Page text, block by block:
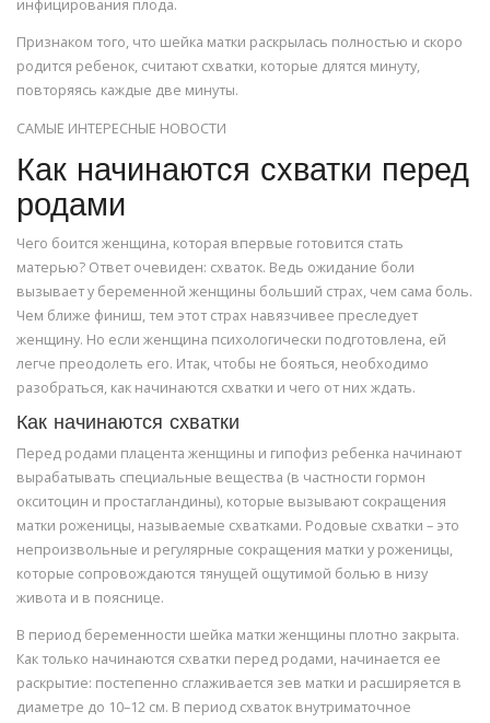
инфицирования плода.
Признаком того, что шейка матки раскрылась полностью и скоро
родится ребенок, считают схватки, которые длятся минуту,
повторяясь каждые две минуты.
САМЫЕ ИНТЕРЕСНЫЕ НОВОСТИ
Как начинаются схватки перед
родами
Чего боится женщина, которая впервые готовится стать
матерью? Ответ очевиден: схваток. Ведь ожидание боли
вызывает у беременной женщины больший страх, чем сама боль.
Чем ближе финиш, тем этот страх навязчивее преследует
женщину. Но если женщина психологически подготовлена, ей
легче преодолеть его. Итак, чтобы не бояться, необходимо
разобраться, как начинаются схватки и чего от них ждать.
Как начинаются схватки
Перед родами плацента женщины и гипофиз ребенка начинают
вырабатывать специальные вещества (в частности гормон
окситоцин и простагландины), которые вызывают сокращения
матки роженицы, называемые схватками. Родовые схватки – это
непроизвольные и регулярные сокращения матки у роженицы,
которые сопровождаются тянущей ощутимой болью в низу
живота и в пояснице.
В период беременности шейка матки женщины плотно закрыта.
Как только начинаются схватки перед родами, начинается ее
раскрытие: постепенно сглаживается зев матки и расширяется в
диаметре до 10–12 см. В период схваток внутриматочное